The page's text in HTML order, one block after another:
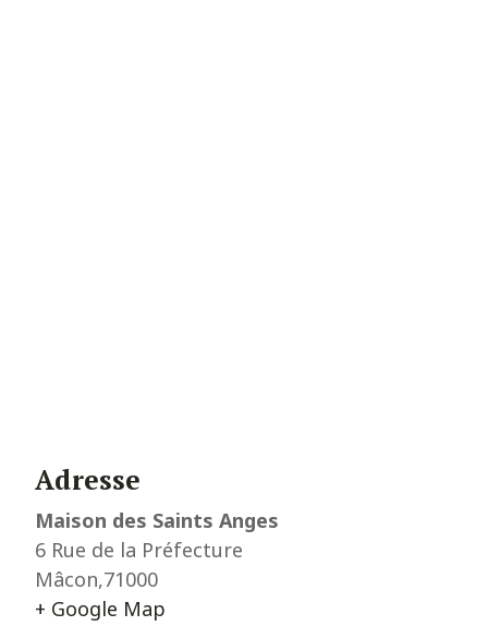
Adresse
Maison des Saints Anges
6 Rue de la Préfecture
Mâcon,71000
+ Google Map